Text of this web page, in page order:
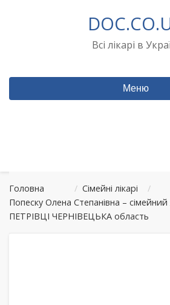
Всі лікарі в
Меню
Головна / Сімейні лікарі
/
Попеску Олена Степанівна – сімейний
ПЕТРІВЦІ ЧЕРНІВЕЦЬКА область